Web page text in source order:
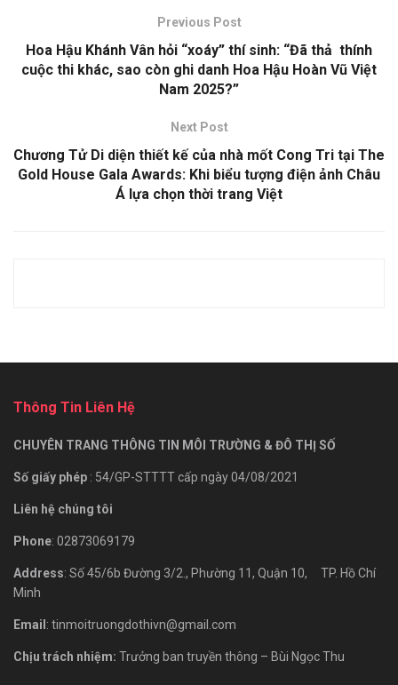
Previous Post
Hoa Hậu Khánh Vân hỏi “xoáy” thí sinh: “Đã thả thính
cuộc thi khác, sao còn ghi danh Hoa Hậu Hoàn Vũ Việt
Nam 2025?”
Next Post
Chương Tử Di diện thiết kế của nhà mốt Cong Tri tại The
Gold House Gala Awards: Khi biểu tượng điện ảnh Châu
Á lựa chọn thời trang Việt
Thông Tin Liên Hệ
CHUYÊN TRANG THÔNG TIN MÔI TRƯỜNG & ĐÔ THỊ SỐ
Số giấy phép : 54/GP-STTTT cấp ngày 04/08/2021
Liên hệ chúng tôi
Phone: 02873069179
Address: Số 45/6b Đường 3/2., Phường 11, Quận 10, TP. Hồ Chí
Minh
Email : tinmoitruongdothivn@gmail.com
Chịu trách nhiệm: Trưởng ban truyền thông – Bùi Ngọc Thu